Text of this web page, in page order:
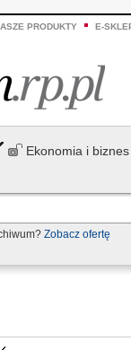
PRODUKTY E-
Ekonomia i biznes
Zobacz ofertę